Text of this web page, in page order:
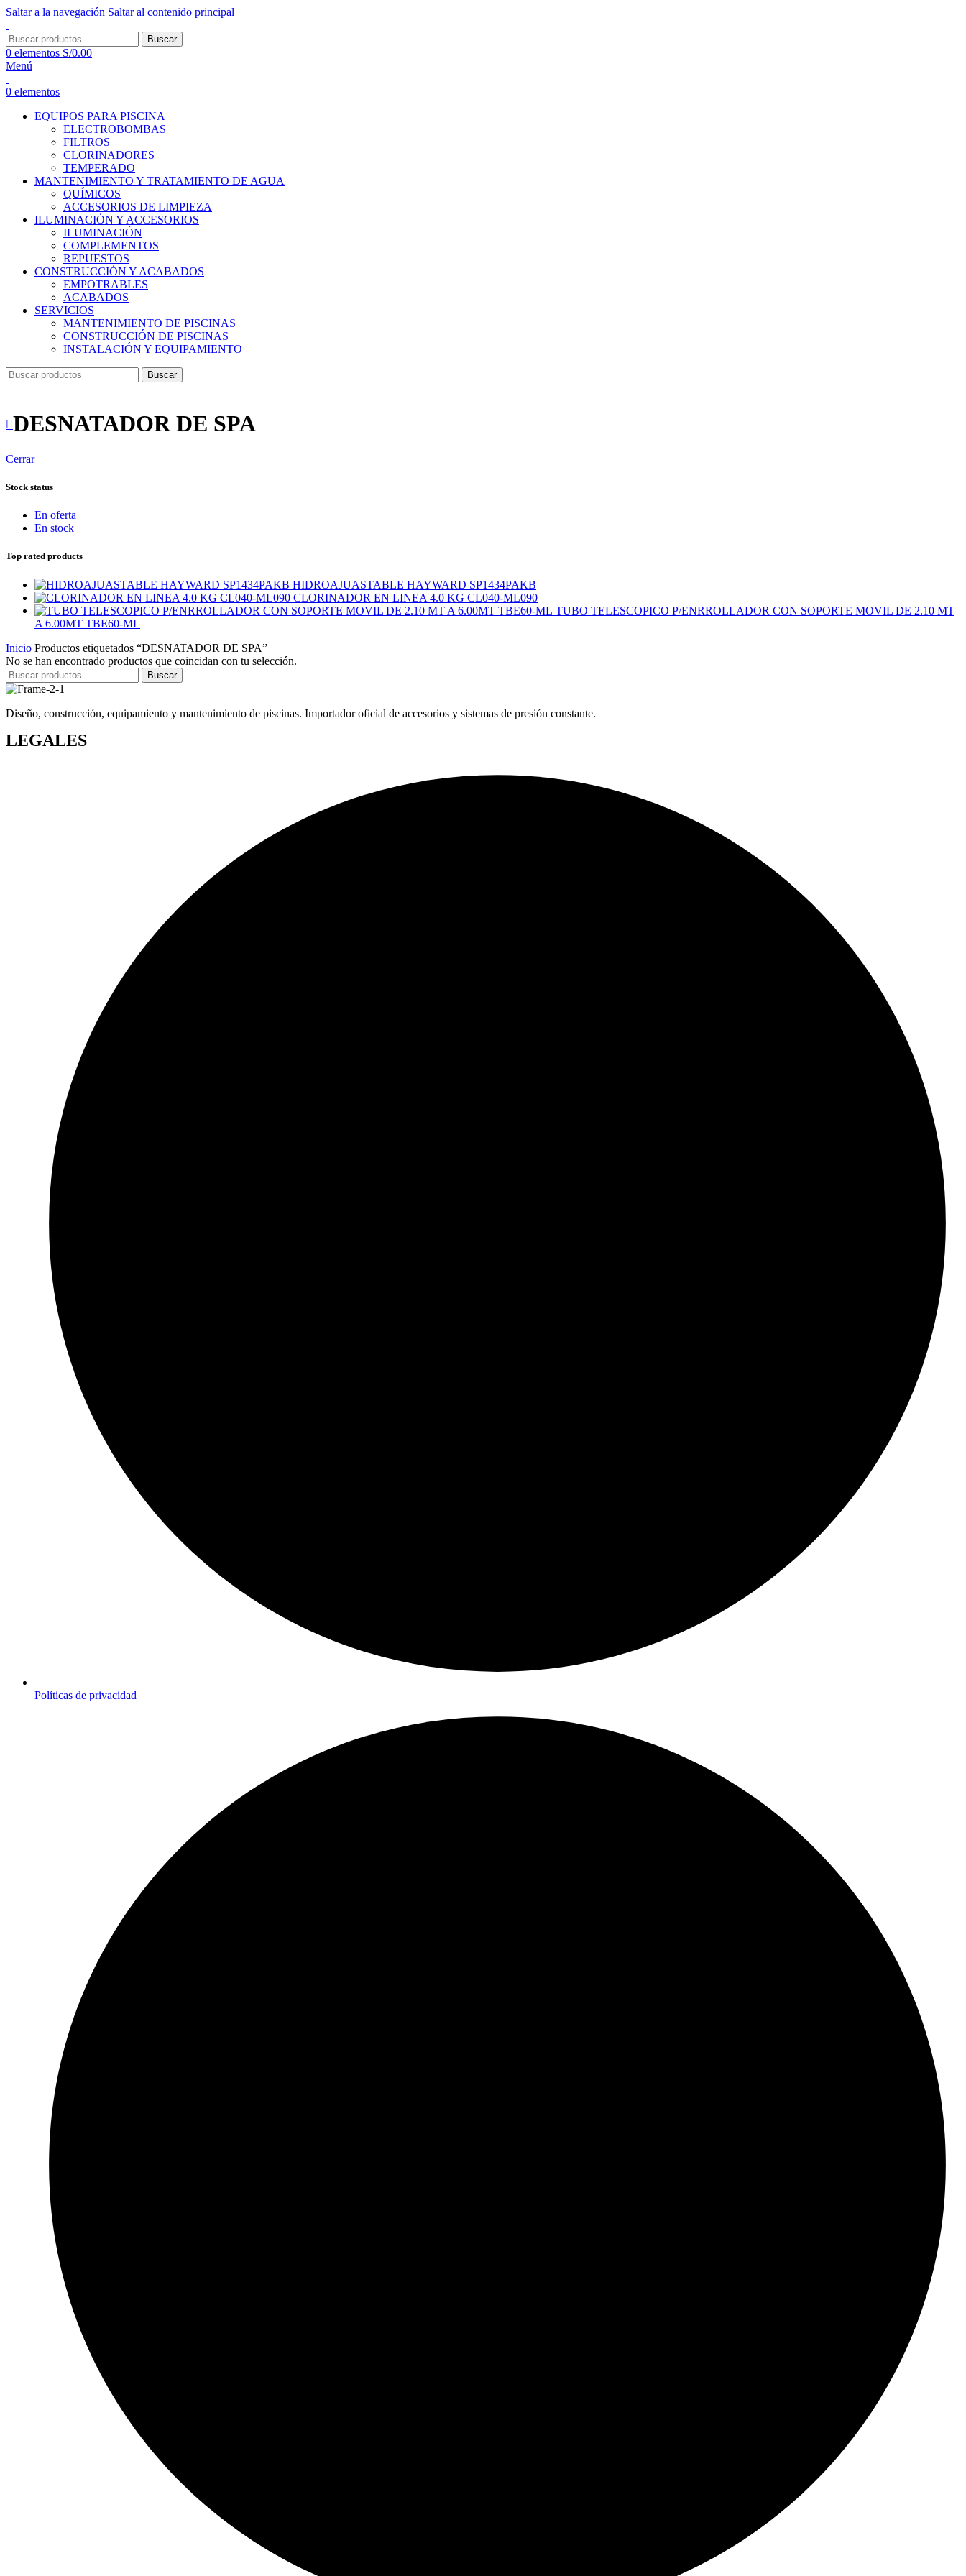
Saltar a la navegación Saltar al contenido principal
Buscar
0 elementos S/0.00
Menú
0 elementos
EQUIPOS PARA PISCINA
ELECTROBOMBAS
FILTROS
CLORINADORES
TEMPERADO
MANTENIMIENTO Y TRATAMIENTO DE AGUA
QUÍMICOS
ACCESORIOS DE LIMPIEZA
ILUMINACIÓN Y ACCESORIOS
ILUMINACIÓN
COMPLEMENTOS
REPUESTOS
CONSTRUCCIÓN Y ACABADOS
EMPOTRABLES
ACABADOS
SERVICIOS
MANTENIMIENTO DE PISCINAS
CONSTRUCCIÓN DE PISCINAS
INSTALACIÓN Y EQUIPAMIENTO
Buscar
DESNATADOR DE SPA
Cerrar
Stock status
En oferta
En stock
Top rated products
HIDROAJUASTABLE HAYWARD SP1434PAKB
CLORINADOR EN LINEA 4.0 KG CL040-ML090
TUBO TELESCOPICO P/ENRROLLADOR CON SOPORTE MOVIL DE 2.10 MT
A 6.00MT TBE60-ML
Inicio Productos etiquetados “DESNATADOR DE SPA”
No se han encontrado productos que coincidan con tu selección.
Buscar
Diseño, construcción, equipamiento y mantenimiento de piscinas. Importador oficial de accesorios y sistemas de presión constante.
LEGALES
Políticas de privacidad